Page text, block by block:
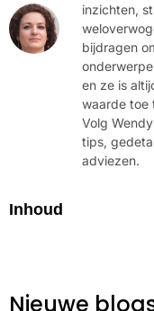
inzichten,
bijdragen
en ze is
waarde toe
Volg
tips,
adviezen.
Inhoud
Nieuwe